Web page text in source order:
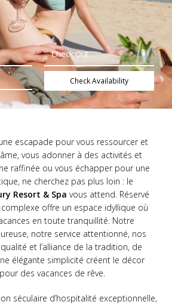
Check Availability
escapade pour vous ressourcer et
vous adonner à des activités et
raffinée ou vous échapper pour une
ne cherchez pas plus loin : le
Resort & Spa vous attend. Réservé
offre un espace idyllique où
en toute tranquillité. Notre
notre service attentionné, nos
et l’alliance de la tradition, de
élégante simplicité créent le décor
des vacances de rêve.
séculaire d’hospitalité exceptionnelle,